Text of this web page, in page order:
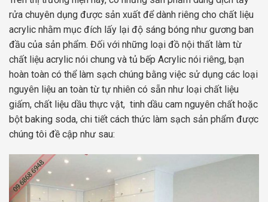
rửa chuyên dụng được sản xuất để dành riêng cho chất liệu
acrylic nhằm mục đích lấy lại độ sáng bóng như gương ban
đầu của sản phẩm. Đối với những loại đồ nội thất làm từ
chất liệu acrylic nói chung và tủ bếp Acrylic nói riêng, bạn
hoàn toàn có thể làm sạch chúng bằng việc sử dụng các loại
nguyên liệu an toàn từ tự nhiên có sẵn như loại chất liệu
giấm, chất liệu dầu thực vật, tinh dầu cam nguyên chất hoặc
bột baking soda, chi tiết cách thức làm sạch sản phẩm được
chúng tôi đề cập như sau: